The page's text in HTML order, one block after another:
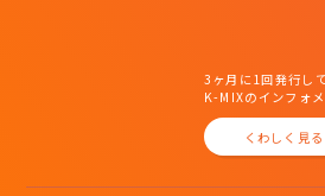
3ヶ月に1回発行し
K-MIXのインフォ
くわしく見る